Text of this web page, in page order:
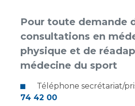
Pour toute demande
consultations en
physique et de
médecine du sport
Téléphone secrétariat/
74 42 00